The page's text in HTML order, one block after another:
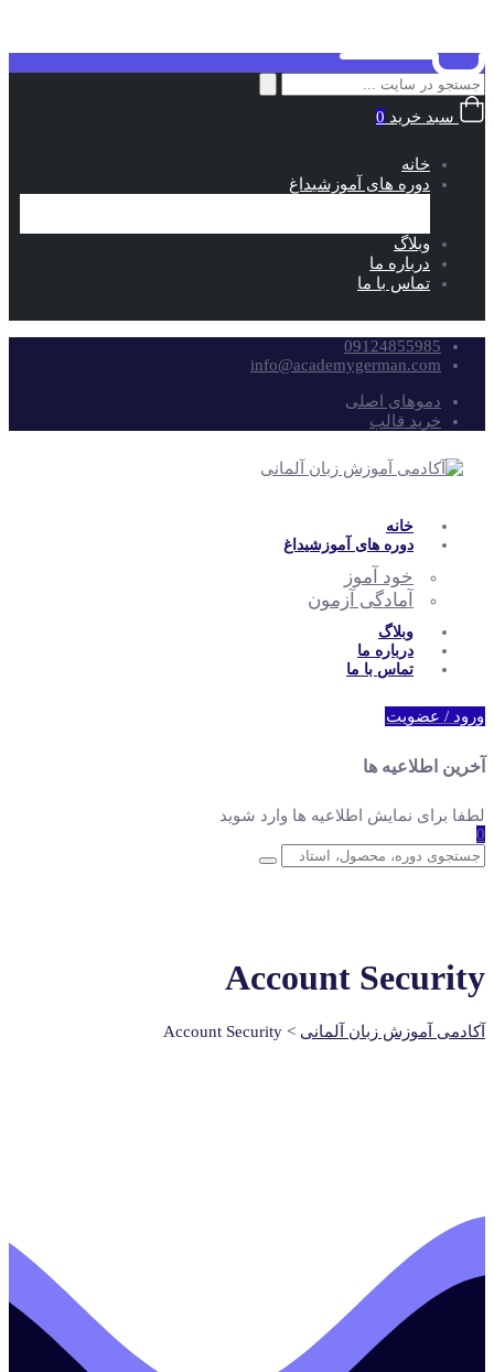
جستجو
برای:
سبد خرید 0
خانه
دوره های آموزشیداغ
وبلاگ
درباره ما
تماس با ما
09124855985
info@academygerman.com
دموهای اصلی
خرید قالب
خانه
دوره های آموزشیداغ
خود آموز
آمادگی آزمون
وبلاگ
درباره ما
تماس با ما
ورود / عضویت
آخرین اطلاعیه ها
لطفا برای نمایش اطلاعیه ها وارد شوید
0
Account Security
آکادمی آموزش زبان آلمانی >
Account Security